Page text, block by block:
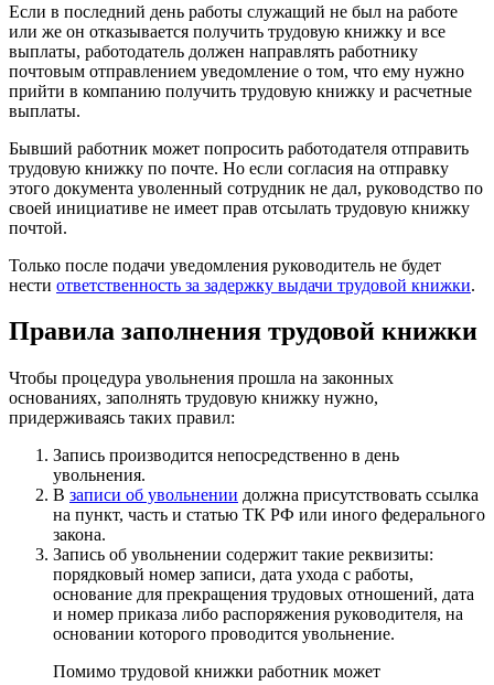
Если в последний день работы служащий не был на работе
или же он отказывается получить трудовую книжку и все
выплаты, работодатель должен направлять работнику
почтовым отправлением уведомление о том, что ему нужно
прийти в компанию получить трудовую книжку и расчетные
выплаты.
Бывший работник может попросить работодателя отправить
трудовую книжку по почте. Но если согласия на отправку
этого документа уволенный сотрудник не дал, руководство по
своей инициативе не имеет прав отсылать трудовую книжку
почтой.
Только после подачи уведомления руководитель не будет
нести ответственность за задержку выдачи трудовой книжки.
Правила заполнения трудовой книжки
Чтобы процедура увольнения прошла на законных
основаниях, заполнять трудовую книжку нужно,
придерживаясь таких правил:
Запись производится непосредственно в день
увольнения.
В записи об увольнении должна присутствовать ссылка
на пункт, часть и статью ТК РФ или иного федерального
закона.
Запись об увольнении содержит такие реквизиты:
порядковый номер записи, дата ухода с работы,
основание для прекращения трудовых отношений, дата
и номер приказа либо распоряжения руководителя, на
основании которого проводится увольнение.
Помимо трудовой книжки работник может